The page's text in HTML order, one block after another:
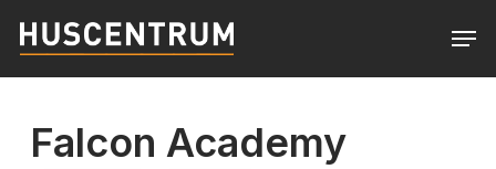
main
Falcon Academy